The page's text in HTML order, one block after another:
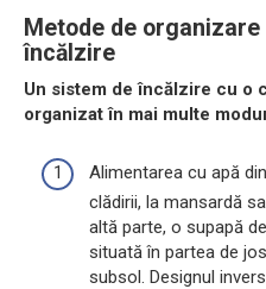
Metode de
încălzire
Un sistem de încălzire cu o
organizat în mai multe
Alimentarea cu apă
clădirii, la mansardă
altă parte, o supapă
situată în partea de
subsol. Designul